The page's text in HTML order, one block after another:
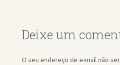
Deixe um
O seu endereço de e-mail não